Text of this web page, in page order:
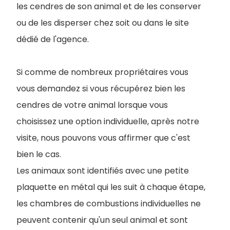
les cendres de son animal et de les conserver
ou de les disperser chez soit ou dans le site
dédié de l'agence.
Si comme de nombreux propriétaires vous
vous demandez si vous récupérez bien les
cendres de votre animal lorsque vous
choisissez une option individuelle, après notre
visite, nous pouvons vous affirmer que c'est
bien le cas.
Les animaux sont identifiés avec une petite
plaquette en métal qui les suit à chaque étape,
les chambres de combustions individuelles ne
peuvent contenir qu'un seul animal et sont